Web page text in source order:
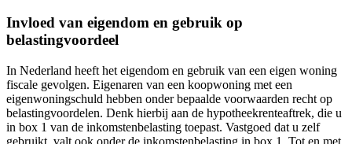
Invloed van eigendom en gebruik op
belastingvoordeel
In Nederland heeft het eigendom en gebruik van een eigen woning
fiscale gevolgen. Eigenaren van een koopwoning met een
eigenwoningschuld hebben onder bepaalde voorwaarden recht op
belastingvoordelen. Denk hierbij aan de hypotheekrenteaftrek, die u
in box 1 van de inkomstenbelasting toepast. Vastgoed dat u zelf